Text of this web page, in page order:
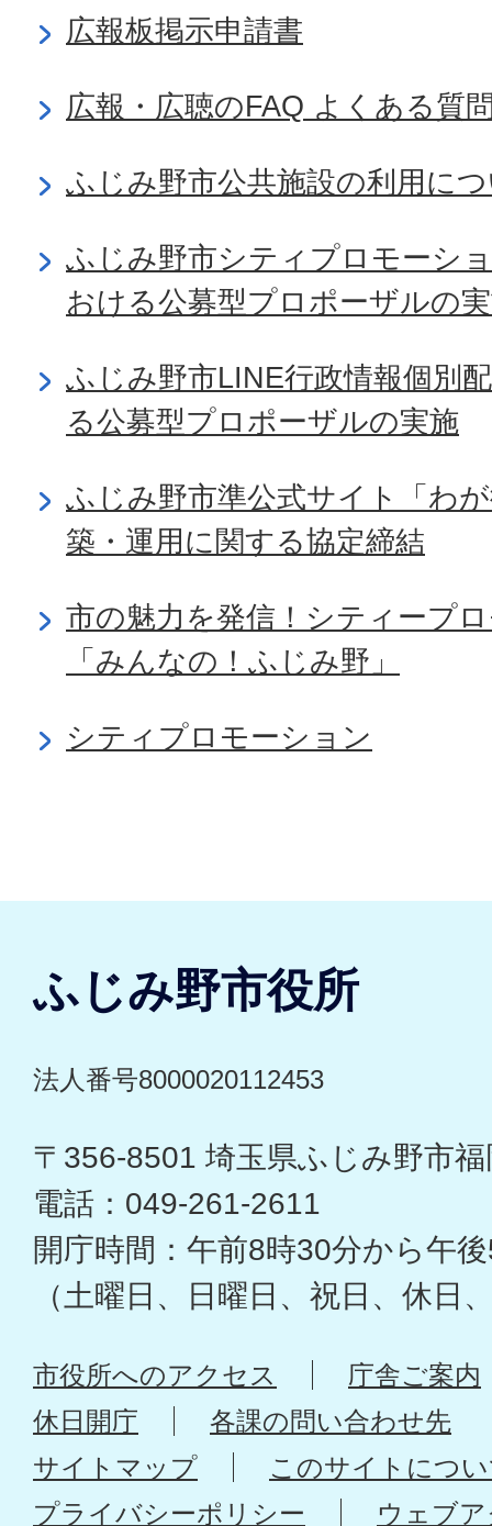
広報板掲示申請書
広報・広聴のFAQ よくある質
ふじみ野市公共施設の利用に
ふじみ野市シティプロモーシ
おける公募型プロポーザルの
ふじみ野市LINE行政情報個別
る公募型プロポーザルの実施
ふじみ野市準公式サイト「わ
築・運用に関する協定締結
市の魅力を発信！シティープ
「みんなの！ふじみ野」
シティプロモーション
ふじみ野市役所
法人番号8000020112453
〒356-8501 埼玉県ふじみ野市
電話：049-261-2611
開庁時間：午前8時30分から午
（土曜日、日曜日、祝日、休日
市役所へのアクセス
庁舎ご案内
休日開庁
各課の問い合わせ先
サイトマップ
このサイトにつ
プライバシーポリシー
ウェブ